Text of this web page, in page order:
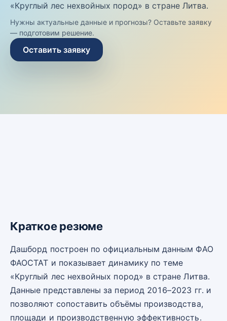
«Круглый лес нехвойных пород» в стране Литва.
Нужны актуальные данные и прогнозы? Оставьте заявку
— подготовим решение.
Оставить заявку
Краткое резюме
Дашборд построен по официальным данным ФАО
ФАОСТАТ и показывает динамику по теме
«Круглый лес нехвойных пород» в стране Литва.
Данные представлены за период 2016–2023 гг. и
позволяют сопоставить объёмы производства,
площади и производственную эффективность.